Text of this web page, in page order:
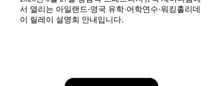
서 열리는 아일랜드·영국 유학·어학연수·워킹홀리데
이 릴레이 설명회 안내입니다.